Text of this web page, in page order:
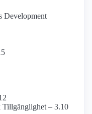
Development
Tillgänglighet – 3.10